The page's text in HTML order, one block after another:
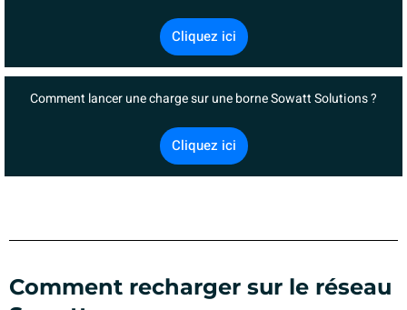
Cliquez ici
Comment lancer une charge sur une borne Sowatt Solutions ?
Cliquez ici
Comment recharger sur le réseau